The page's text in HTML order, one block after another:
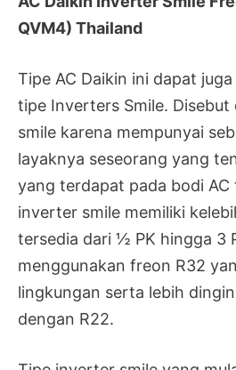
QVM4) Thailand
Tipe AC Daikin ini dapat
tipe Inverters Smile.
smile karena mempunyai
layaknya seseorang yang
yang terdapat pada bodi AC
inverter smile memiliki
tersedia dari ½ PK hingga 3
menggunakan freon R32
lingkungan serta lebih
dengan R22.